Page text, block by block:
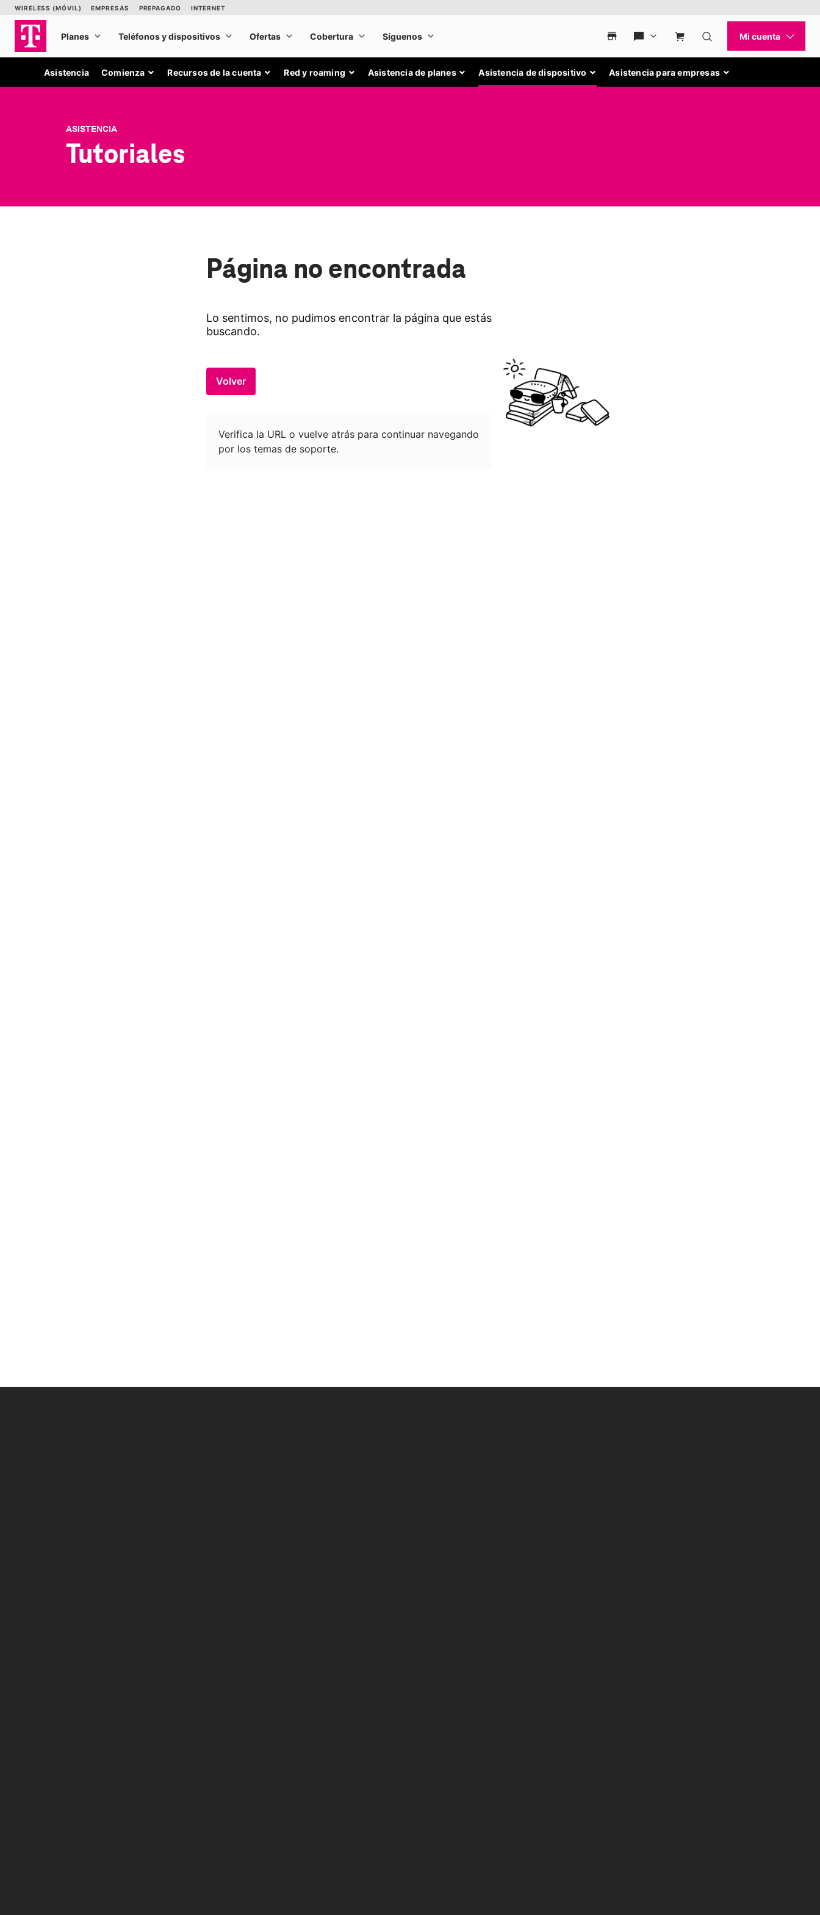
Asistencia Comienza Recursos de la cuenta Red y roaming Asistencia de planes Asistencia de dispositivo Asistencia para empresas
ASISTENCIA
Tutoriales